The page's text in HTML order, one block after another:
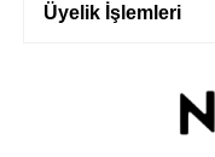
Üyelik İşlemleri